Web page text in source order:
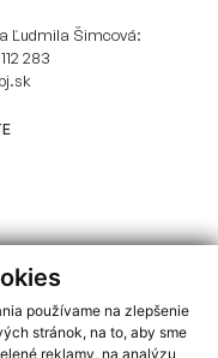
používame na zlepšenie
stránok, na to, aby sme
reklamy, na analýzu
Ľudmila Šimcová:
283